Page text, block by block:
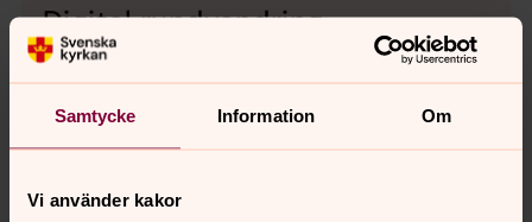
Samtycke Information Om
Vi använder kakor
Digital rundvandring
Se Gustaf Adolfskyrkan i panoramavy